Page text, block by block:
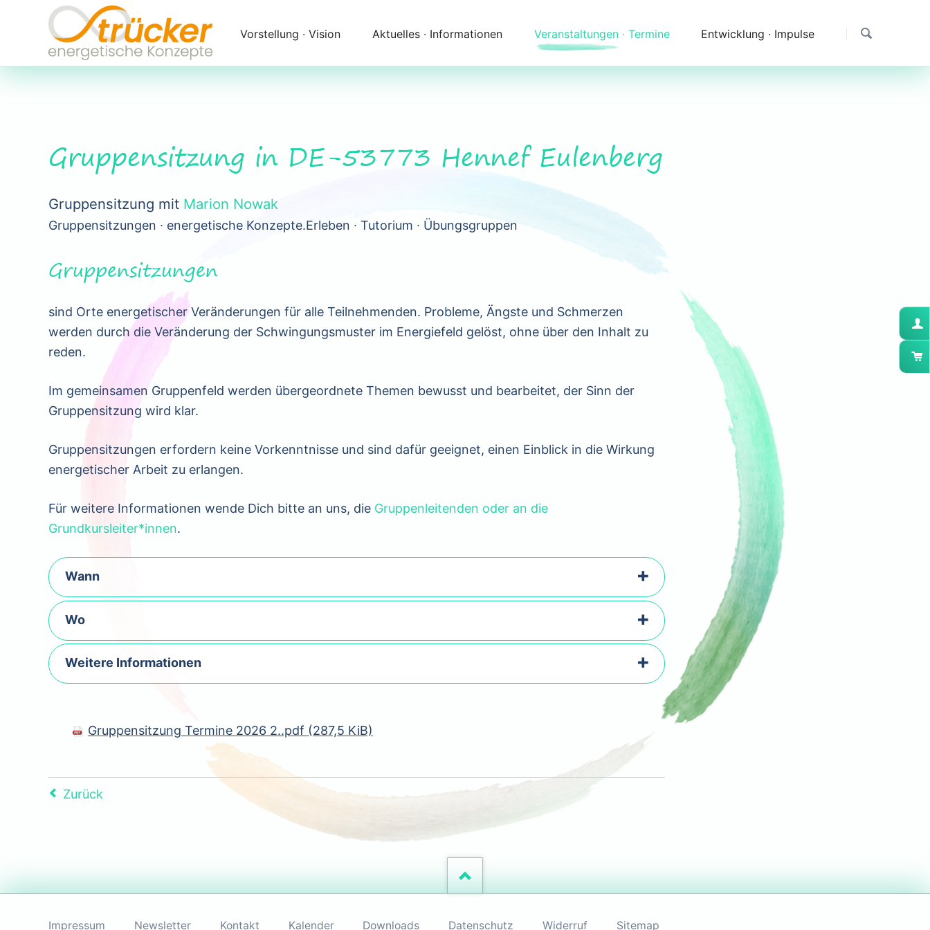
überspringen
Vorstellung ∙ Vision Aktuelles ∙ Informationen
Begleitung
Veranstaltungen ∙ Termine
Anfahrt
Entwicklung ∙ Impulse
Gruppensitzung in DE-53773 Hennef Eulenberg
Gruppensitzung mit Marion Nowak
Gruppensitzungen ∙ energetische Konzepte.Erleben ∙ Tutorium ∙ Übungsgruppen
Gruppensitzungen
sind Orte energetischer Veränderungen für alle Teilnehmenden. Probleme, Ängste und Schmerzen
werden durch die Veränderung der Schwingungsmuster im Energiefeld gelöst, ohne über den Inhalt zu
reden.
Im gemeinsamen Gruppenfeld werden übergeordnete Themen bewusst und bearbeitet, der Sinn der
Gruppensitzung wird klar.
Gruppensitzungen erfordern keine Vorkenntnisse und sind dafür geeignet, einen Einblick in die Wirkung
energetischer Arbeit zu erlangen.
Für weitere Informationen wende Dich bitte an uns, die Gruppenleitenden oder an die
Grundkursleiter*innen.
Wann
Wo
Weitere Informationen
Gruppensitzung Termine 2026 2..pdf (287,5 KiB)
Zurück
überspringen
Impressum Newsletter Kontakt Kalender Downloads Datenschutz Widerruf Sitemap